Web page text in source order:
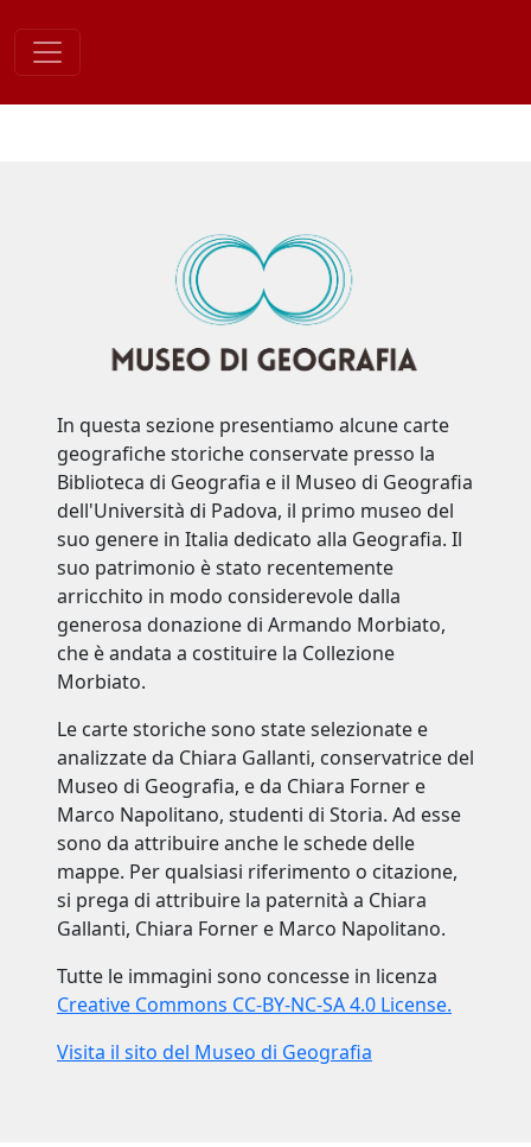
content
In questa sezione presentiamo alcune carte
geografiche storiche conservate presso la
Biblioteca di Geografia e il Museo di Geografia
dell'Università di Padova, il primo museo del
suo genere in Italia dedicato alla Geografia. Il
suo patrimonio è stato recentemente
arricchito in modo considerevole dalla
generosa donazione di Armando Morbiato,
che è andata a costituire la Collezione
Morbiato.
Le carte storiche sono state selezionate e
analizzate da Chiara Gallanti, conservatrice del
Museo di Geografia, e da Chiara Forner e
Marco Napolitano, studenti di Storia. Ad esse
sono da attribuire anche le schede delle
mappe. Per qualsiasi riferimento o citazione,
si prega di attribuire la paternità a Chiara
Gallanti, Chiara Forner e Marco Napolitano.
Tutte le immagini sono concesse in licenza
Creative Commons CC-BY-NC-SA 4.0 License.
Visita il sito del Museo di Geografia